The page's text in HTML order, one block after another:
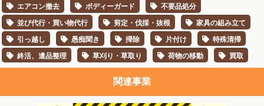
エアコン撤去
ボディーガード
不要品処分
並び代行・買い物代行
剪定・伐採・抜根
家具の組み立て
引っ越し
愚痴聞き 掃除 片付け
特殊清掃
終活、遺品整理
草刈り・草取り 荷物の移動 買取
関連事業